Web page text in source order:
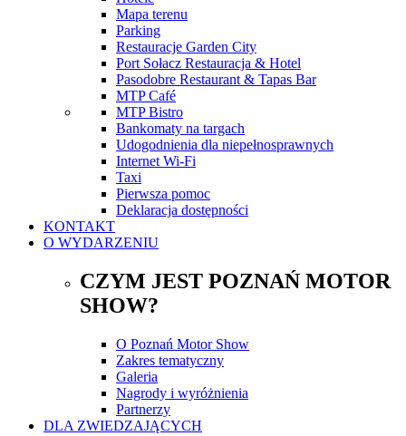
Mapa terenu
Parking
Restauracje Garden City
Port Sołacz Restauracja & Hotel
Pasodobre Restaurant & Tapas Bar
MTP Café
MTP Bistro
Bankomaty na targach
Udogodnienia dla niepełnosprawnych
Internet Wi-Fi
Taxi
Pierwsza pomoc
Deklaracja dostępności
KONTAKT
O WYDARZENIU
CZYM JEST POZNAŃ MOTOR
SHOW?
O Poznań Motor Show
Zakres tematyczny
Galeria
Nagrody i wyróżnienia
Partnerzy
DLA ZWIEDZAJĄCYCH